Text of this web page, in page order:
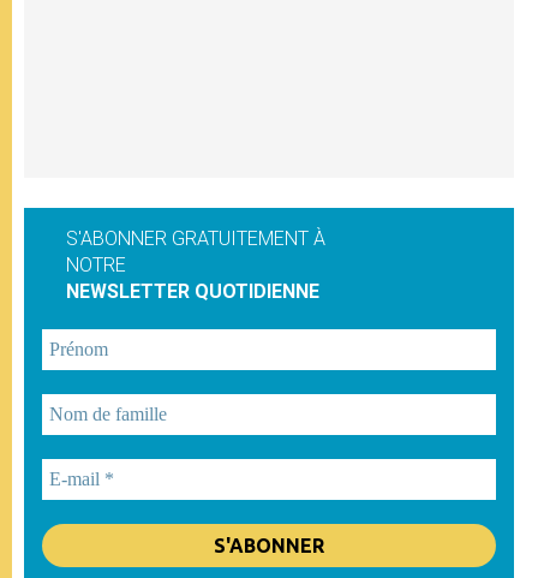
S'ABONNER GRATUITEMENT À
NOTRE
NEWSLETTER QUOTIDIENNE